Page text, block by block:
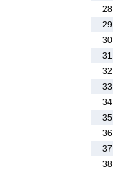
28
29
30
31
32
33
34
35
36
37
38